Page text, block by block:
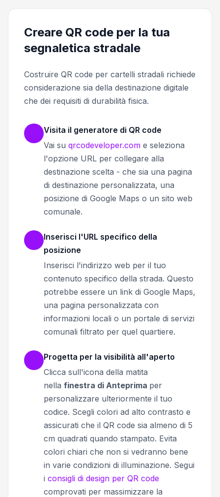
Creare QR code per la tua
segnaletica stradale
Costruire QR code per cartelli stradali richiede
considerazione sia della destinazione digitale
che dei requisiti di durabilità fisica.
Visita il generatore di QR code
Vai su qrcodeveloper.com e seleziona
l'opzione URL per collegare alla
destinazione scelta - che sia una pagina
di destinazione personalizzata, una
posizione di Google Maps o un sito web
comunale.
Inserisci l'URL specifico della
posizione
Inserisci l'indirizzo web per il tuo
contenuto specifico della strada. Questo
potrebbe essere un link di Google Maps,
una pagina personalizzata con
informazioni locali o un portale di servizi
comunali filtrato per quel quartiere.
Progetta per la visibilità all'aperto
Clicca sull'icona della matita
nella finestra di Anteprima per
personalizzare ulteriormente il tuo
codice. Scegli colori ad alto contrasto e
assicurati che il QR code sia almeno di 5
cm quadrati quando stampato. Evita
colori chiari che non si vedranno bene
in varie condizioni di illuminazione. Segui
i consigli di design per QR code
comprovati per massimizzare la